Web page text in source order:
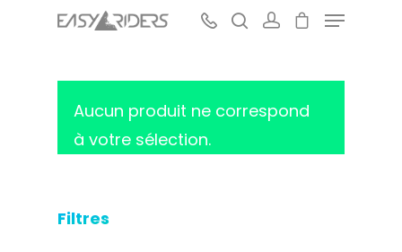
Hit enter to search or ESC to close
Filtres
Aucun produit ne correspond
à votre sélection.